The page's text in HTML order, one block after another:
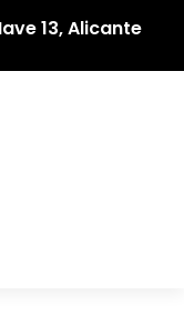
13, Alicante